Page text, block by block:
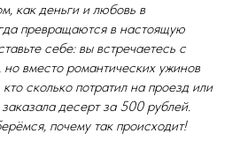
как деньги и любовь в
превращаются в настоящую
себе: вы встречаетесь с
вместо романтических ужинов
сколько потратил на проезд или
десерт за 500 рублей.
почему так происходит!